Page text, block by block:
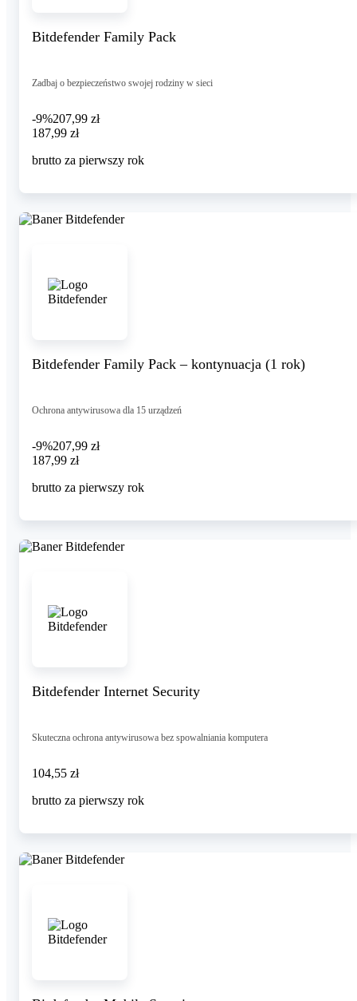
Bitdefender Family Pack
Zadbaj o bezpieczeństwo swojej rodziny w sieci
-9%207,99 zł
187,99 zł
187,99 zł
brutto za pierwszy rok
Bitdefender Family Pack – kontynuacja (1 rok)
Ochrona antywirusowa dla 15 urządzeń
-9%207,99 zł
187,99 zł
187,99 zł
brutto za pierwszy rok
Bitdefender Internet Security
Skuteczna ochrona antywirusowa bez spowalniania komputera
104,55 zł
104,55 zł
brutto za pierwszy rok